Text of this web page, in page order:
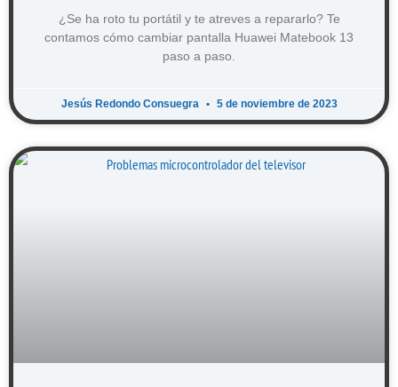
¿Se ha roto tu portátil y te atreves a repararlo? Te
contamos cómo cambiar pantalla Huawei Matebook 13
paso a paso.
Jesús Redondo Consuegra 5 de noviembre de 2023